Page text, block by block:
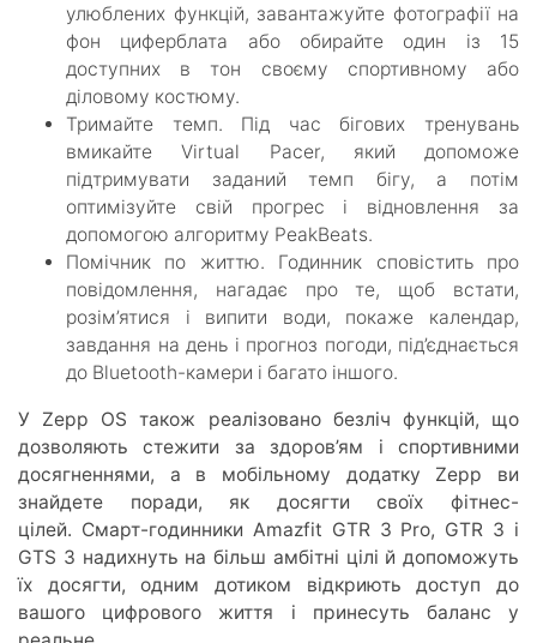
улюблених функцій, завантажуйте фотографії на
фон циферблата або обирайте один із 15
доступних в тон своєму спортивному або
діловому костюму.
Тримайте темп. Під час бігових тренувань
вмикайте Virtual Pacer, який допоможе
підтримувати заданий темп бігу, а потім
оптимізуйте свій прогрес і відновлення за
допомогою алгоритму PeakBeats.
Помічник по життю. Годинник сповістить про
повідомлення, нагадає про те, щоб встати,
розім’ятися і випити води, покаже календар,
завдання на день і прогноз погоди, під’єднається
до Bluetooth-камери і багато іншого.
У Zepp OS також реалізовано безліч функцій, що
дозволяють стежити за здоров’ям і спортивними
досягненнями, а в мобільному додатку Zepp ви
знайдете поради, як досягти своїх фітнес-
цілей. Смарт-годинники Amazfit GTR 3 Pro, GTR 3 і
GTS 3 надихнуть на більш амбітні цілі й допоможуть
їх досягти, одним дотиком відкриють доступ до
вашого цифрового життя і принесуть баланс у